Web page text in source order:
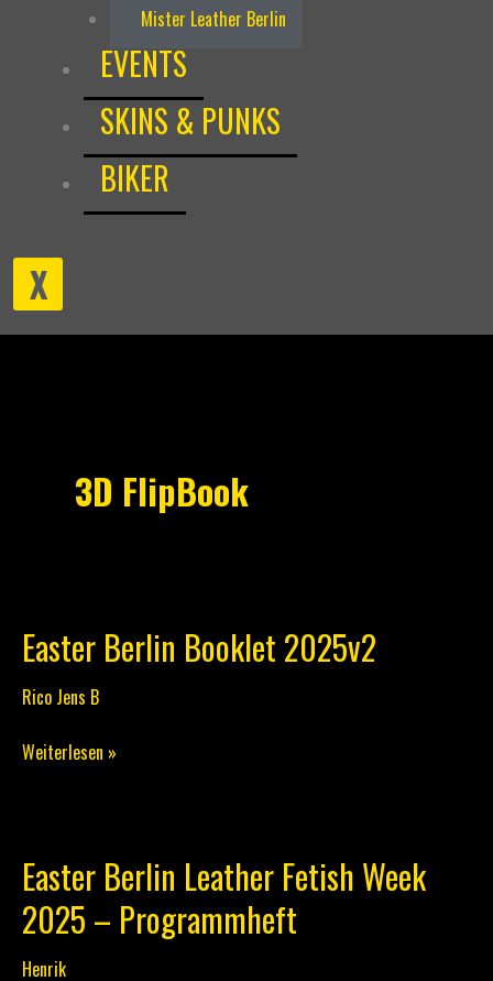
Mister Leather Berlin
EVENTS
SKINS & PUNKS
BIKER
X
3D FlipBook
Easter Berlin Booklet 2025v2
Rico Jens B
Easter
Booklet
Weiterlesen »
Easter Berlin Leather Fetish Week
2025 – Programmheft
Henrik
Easter
Berlin
Leather
Fetish